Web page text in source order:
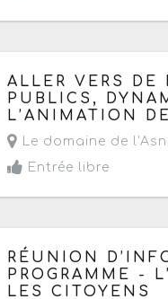
Le jeudi 7 décembre
ALLER VERS DE
PUBLICS,
L’ANIMATION
Le domaine de
Entrée libre
Le mardi 28 novembre
RÉUNION
PROGRAMME -
LES CITOYENS